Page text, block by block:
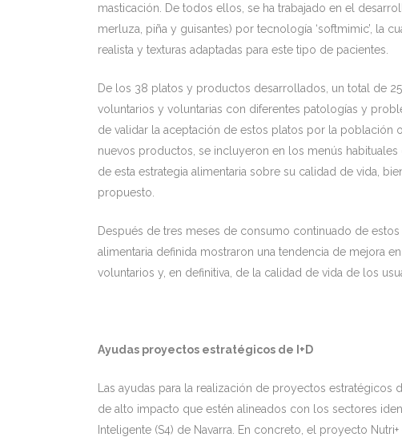
masticación. De todos ellos, se ha trabajado en el
merluza, piña y guisantes) por tecnología ‘softmimic’, la
realista y texturas adaptadas para este tipo de pacientes.
De los 38 platos y productos desarrollados, un total de
voluntarios y voluntarias con diferentes patologías y
de validar la aceptación de estos platos por la población
nuevos productos, se incluyeron en los menús
de esta estrategia alimentaria sobre su calidad de vida,
propuesto.
Después de tres meses de consumo continuado de
alimentaria definida mostraron una tendencia de mejora
voluntarios y, en definitiva, de la calidad de vida de los
Ayudas proyectos estratégicos de I+D
Las ayudas para la realización de proyectos
de alto impacto que estén alineados con los sectores
Inteligente (S4) de Navarra. En concreto, el proyecto